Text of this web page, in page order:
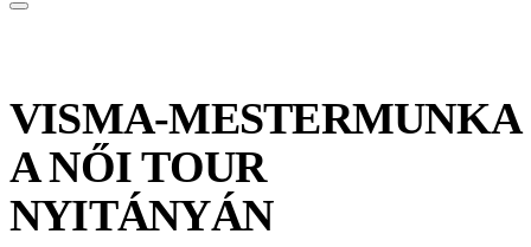
VISMA-MESTERMUNKA
A NŐI TOUR
NYITÁNYÁN